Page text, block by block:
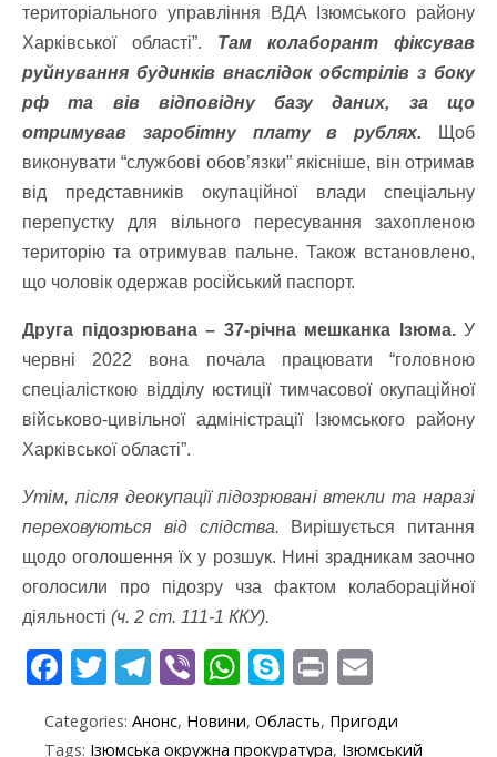
територіального управління ВДА Ізюмського району
Харківської області”. Там колаборант фіксував
руйнування будинків внаслідок обстрілів з боку
рф та вів відповідну базу даних, за що
отримував заробітну плату в рублях. Щоб
виконувати “службові обов’язки” якісніше, він отримав
від представників окупаційної влади спеціальну
перепустку для вільного пересування захопленою
територію та отримував пальне. Також встановлено,
що чоловік одержав російський паспорт.
Друга підозрювана – 37-річна мешканка Ізюма.У
червні 2022 вона почала працювати “головною
спеціалісткою відділу юстиції тимчасової окупаційної
військово-цивільної адміністрації Ізюмського району
Харківської області”.
Утім, після деокупації підозрювані втекли та наразі
переховуються від слідства. Вирішується питання
щодо оголошення їх у розшук. Нині зрадникам заочно
оголосили про підозру чза фактом колабораційної
діяльності (ч. 2 ст. 111-1 ККУ).
F
e
T
itt
T
e
Vi
er
W
at
S
y
Pr
t ai
Categories: Анонс, Новини, Область, Пригоди
Tags: Ізюмська окружна прокуратура, Ізюмський